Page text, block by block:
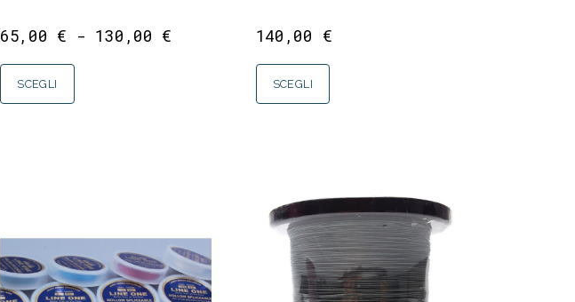
65,00 € - 130,00 €
SCEGLI
140,00 €
SCEGLI